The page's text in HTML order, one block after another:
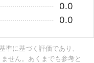
0.0
0.0
準に基づく評価であり、
せん。あくまでも参考と